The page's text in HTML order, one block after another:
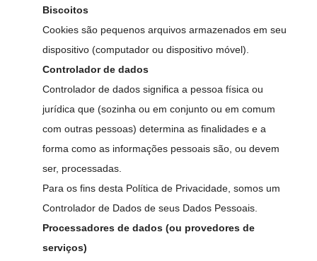
Biscoitos
Cookies são pequenos arquivos armazenados em seu
dispositivo (computador ou dispositivo móvel).
Controlador de dados
Controlador de dados significa a pessoa física ou
jurídica que (sozinha ou em conjunto ou em comum
com outras pessoas) determina as finalidades e a
forma como as informações pessoais são, ou devem
ser, processadas.
Para os fins desta Política de Privacidade, somos um
Controlador de Dados de seus Dados Pessoais.
Processadores de dados (ou provedores de
serviços)